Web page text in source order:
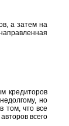
а затем на
кредиторов
но
том, что все
всего